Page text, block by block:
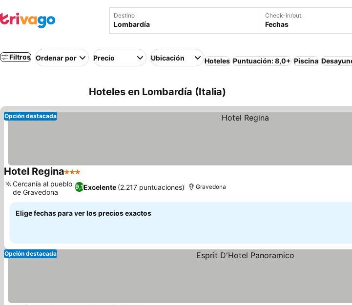
Destino Check-in/out
Fechas
Filtros Ordenar por Precio Ubicación Hoteles Puntuación: 8,0+ Piscina
Hoteles en Lombardía (Italia)
Opción destacada
Hotel Regina3 Estrellas
9,1Excelente (2.217 puntuaciones)
Cercanía al pueblo
de Gravedona
Gravedona
Elige fechas para ver los precios exactos
Opción destacada